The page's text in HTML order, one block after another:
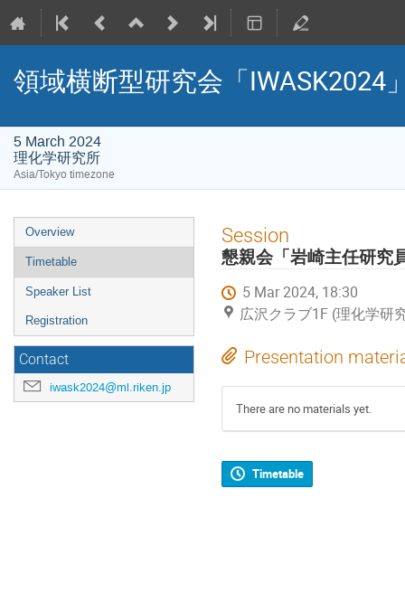
領域横断型研究会「IWASK2024
5 March 2024
理化学研究所
Asia/Tokyo timezone
Event
menu
Overview
Timetable
Speaker List
Registration
Contact
iwask2024@ml.riken.jp
Session
懇親会「岩崎主任研究
5 Mar 2024, 18:30
広沢クラブ1F (理化学研
Presentation
There are no materials yet.
Timetable